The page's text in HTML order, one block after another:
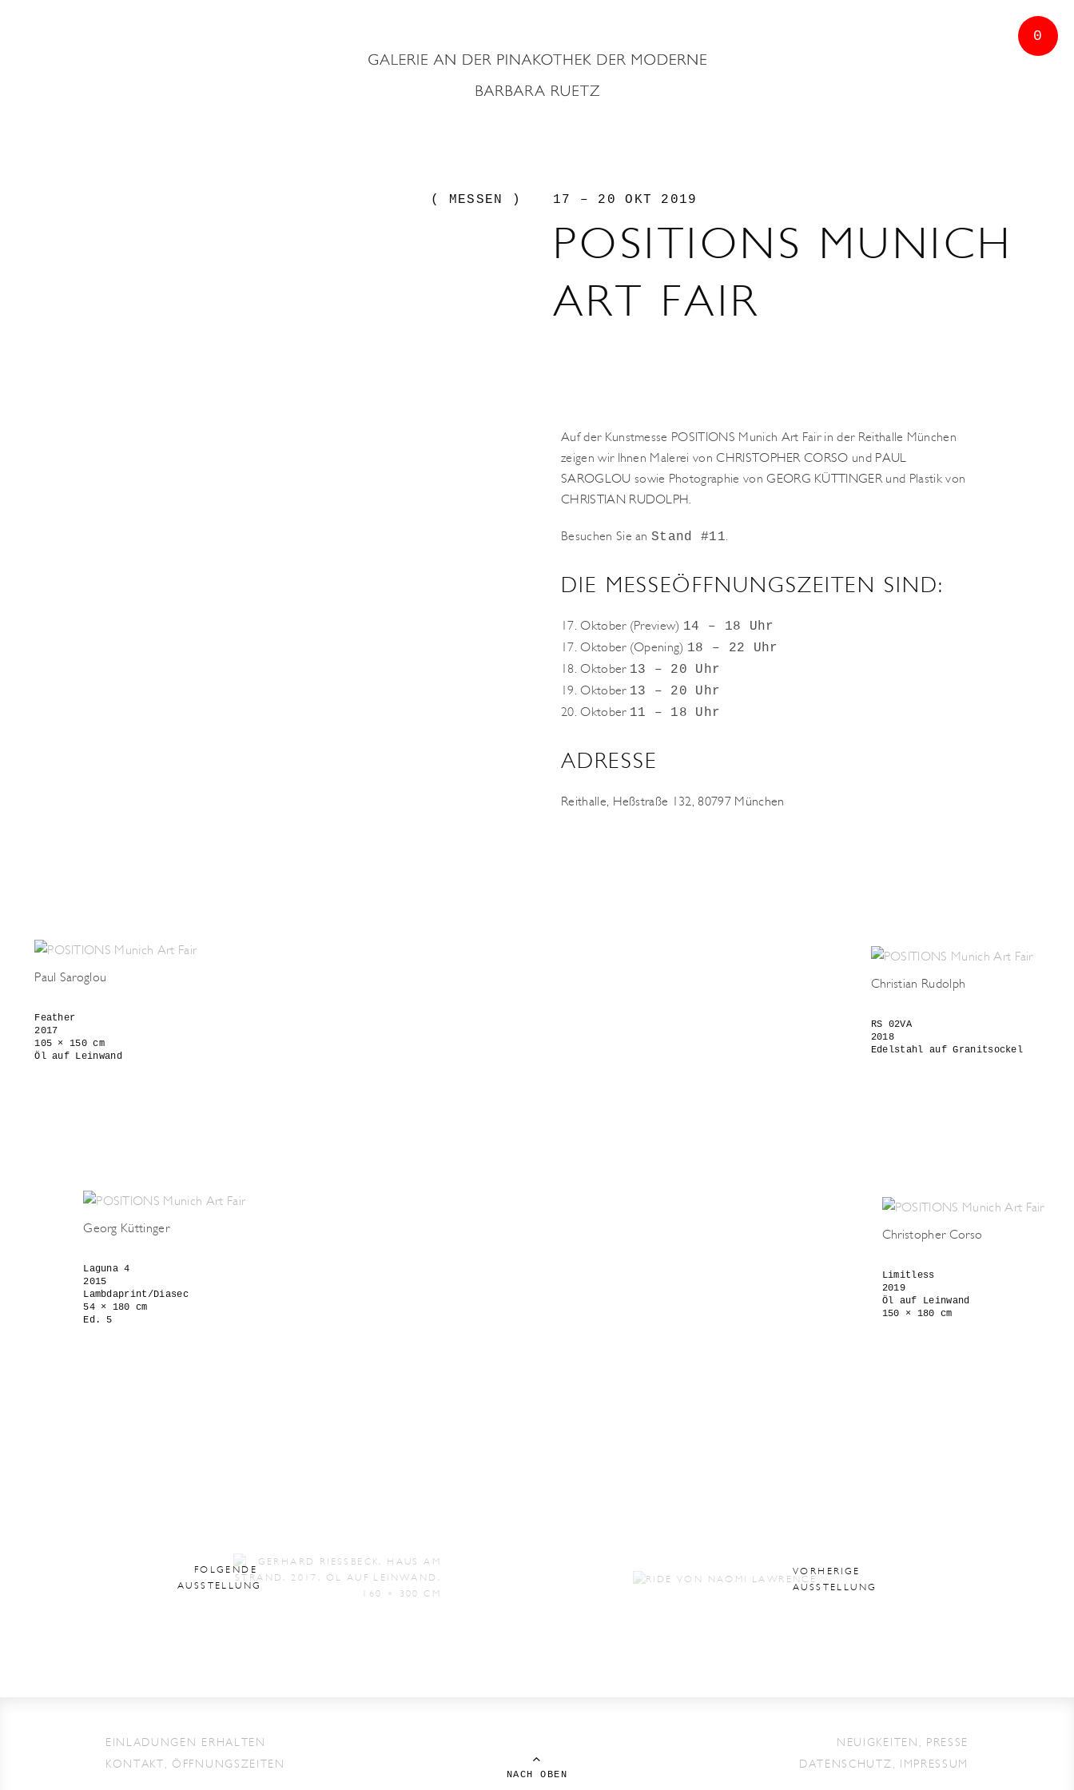
0
( MESSEN ) 17 – 20 OKT 2019
POSITIONS MUNICH
ART FAIR
Auf der Kunstmesse POSITIONS Munich Art Fair in der Reithalle München
zeigen wir Ihnen Malerei vonCHRISTOPHER CORSO und PAUL
SAROGLOU sowie Photographie vonGEORG KÜTTINGERund Plastik von
CHRISTIAN RUDOLPH.
Besuchen Sie anStand #11.
DIE MESSEÖFFNUNGSZEITEN SIND:
17. Oktober (Preview) 14 – 18 Uhr
17. Oktober (Opening) 18 – 22 Uhr
18. Oktober 13 – 20 Uhr
19. Oktober 13 – 20 Uhr
20. Oktober 11 – 18 Uhr
ADRESSE
Reithalle, Heßstraße 132, 80797 München
Paul Saroglou
Feather
2017
105 × 150 cm
Öl auf Leinwand
Christian Rudolph
RS 02VA
2018
Edelstahl auf Granitsockel
Georg Küttinger
Laguna 4
2015
Lambdaprint/Diasec
54 × 180 cm
Ed. 5
Christopher Corso
Limitless
2019
Öl auf Leinwand
150 × 180 cm
FOLGENDE
AUSSTELLUNG
VORHERIGE
AUSSTELLUNG
EINLADUNGEN ERHALTEN
KONTAKT, ÖFFNUNGSZEITEN
NEUIGKEITEN, PRESSE
DATENSCHUTZ, IMPRESSUM
NACH OBEN